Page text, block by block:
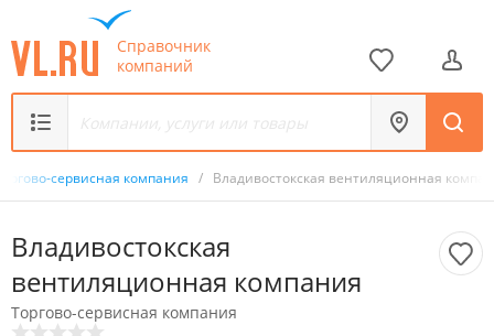
Справочник
компаний
сервисная компания / Владивостокская вентиляционная
Владивостокская
вентиляционная компания
Торгово-сервисная компания